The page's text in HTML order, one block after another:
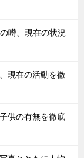
噂、現在の状況
現在の活動を徹
供の有無を徹底